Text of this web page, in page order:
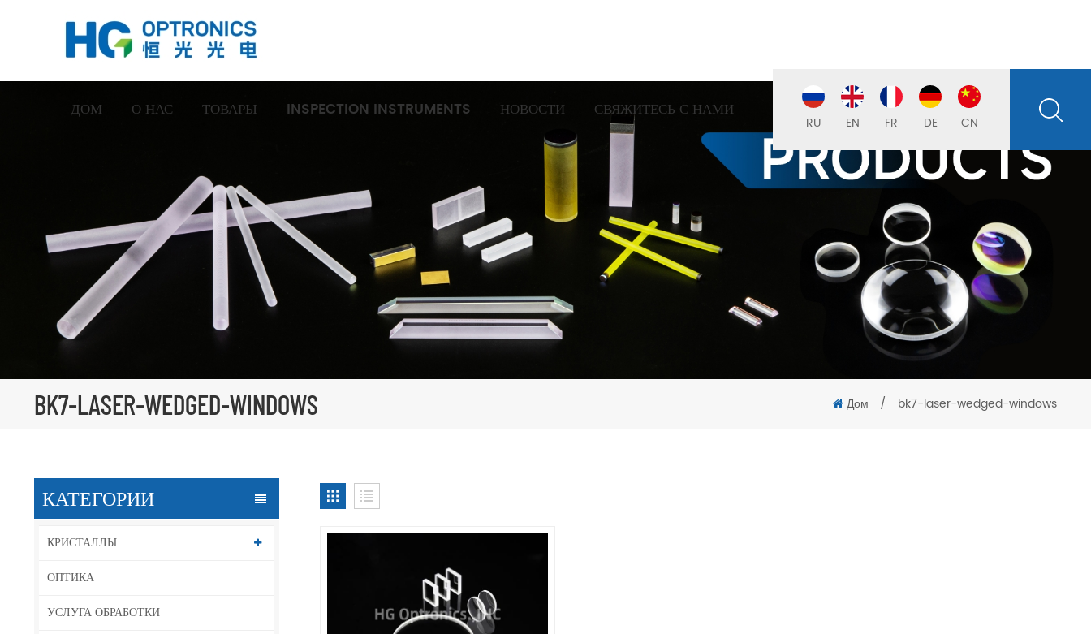
ДОМ О НАС ТОВАРЫ INSPECTION INSTRUMENTS НОВОСТИ СВЯЖИТЕСЬ С НАМИ
RU EN FR DE CN
BK7-LASER-WEDGED-WINDOWS Дом / bk7-laser-wedged-windows
КАТЕГОРИИ
КРИСТАЛЛЫ
ОПТИКА
УСЛУГА ОБРАБОТКИ